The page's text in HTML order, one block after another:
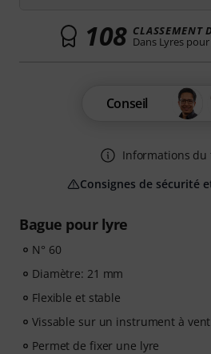
Bague pour lyre
N° 60
Diamètre: 21 mm
Flexible et stable
Vissable sur un instrument à vent
Permet de fixer une lyre
108 CLASSEMENT
Dans Lyres
Conseil
Informations
Consignes de sécurité